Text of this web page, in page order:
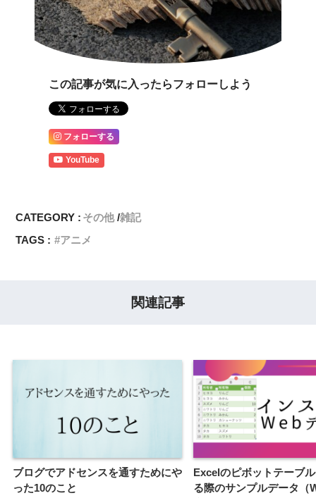
この記事が気に入ったらフォローしよう
フォローする
YouTube
CATEGORY : その他 雑記
TAGS :
アニメ
関連記事
ブログでアドセンスを通すためにや
った10のこと
Excelのピボットテーブ
る際のサンプルデータ（